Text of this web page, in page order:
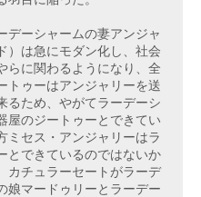
ーシャームの妻アンジャ
）は急にモダン化し、社会
らに関わるようになり、全
トゥーはアンジャリーを送
るため、やがてラーデーシ
屋のジートゥーとできてい
ミセス・アンジャリーはラ
とできているのではないか
カチュラーセートがラーデ
娘マードゥリーとラーデー